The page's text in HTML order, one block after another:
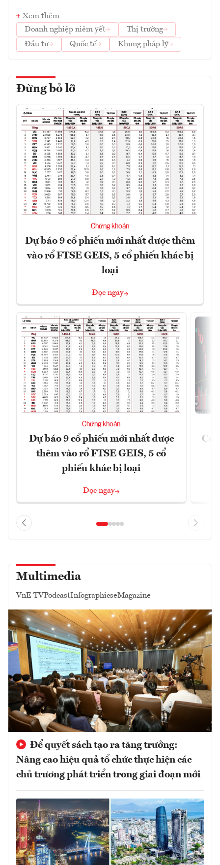
Xem thêm
Doanh nghiệp niêm yết
Thị trường
Đầu tư
Quốc tế Khung pháp lý
Đừng bỏ lỡ
Chứng khoán
Dự báo 9 cổ phiếu mới nhất được thêm
vào rổ FTSE GEIS, 5 cổ phiếu khác bị
loại
Đọc ngay
Chứng khoán
Dự báo 9 cổ phiếu mới nhất được
thêm vào rổ FTSE GEIS, 5 cổ
phiếu khác bị loại
Đọc ngay
Có
Multimedia
VnE TVPodcastInfographicseMagazine
Để quyết sách tạo ra tăng trưởng:
Nâng cao hiệu quả tổ chức thực hiện các
chủ trương phát triển trong giai đoạn mới